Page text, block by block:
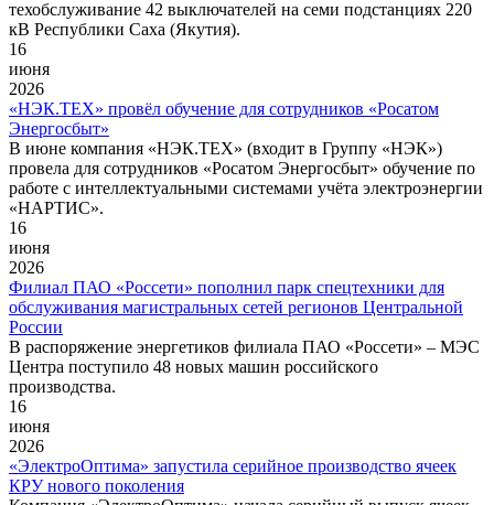
техобслуживание 42 выключателей на семи подстанциях 220
кВ Республики Саха (Якутия).
16
июня
2026
«НЭК.ТЕХ» провёл обучение для сотрудников «Росатом
Энергосбыт»
В июне компания «НЭК.ТЕХ» (входит в Группу «НЭК»)
провела для сотрудников «Росатом Энергосбыт» обучение по
работе с интеллектуальными системами учёта электроэнергии
«НАРТИС».
16
июня
2026
Филиал ПАО «Россети» пополнил парк спецтехники для
обслуживания магистральных сетей регионов Центральной
России
В распоряжение энергетиков филиала ПАО «Россети» – МЭС
Центра поступило 48 новых машин российского
производства.
16
июня
2026
«ЭлектроОптима» запустила серийное производство ячеек
КРУ нового поколения